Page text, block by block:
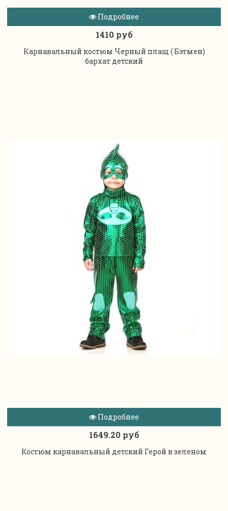
Подробнее
1410 руб
Карнавальный костюм Черный плащ ( Бэтмен)
бархат детский
Подробнее
1649.20 руб
Костюм карнавальный детский Герой в зеленом